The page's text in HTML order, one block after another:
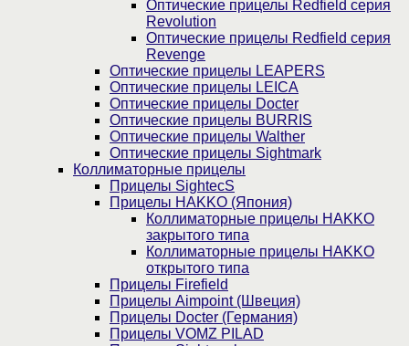
Оптические прицелы Redfield серия
Revolution
Оптические прицелы Redfield серия
Revenge
Оптические прицелы LEAPERS
Оптические прицелы LEICA
Оптические прицелы Docter
Оптические прицелы BURRIS
Оптические прицелы Walther
Оптические прицелы Sightmark
Коллиматорные прицелы
Прицелы SightecS
Прицелы HAKKO (Япония)
Коллиматорные прицелы HAKKO
закрытого типа
Коллиматорные прицелы HAKKO
открытого типа
Прицелы Firefield
Прицелы Aimpoint (Швеция)
Прицелы Docter (Германия)
Прицелы VOMZ PILAD